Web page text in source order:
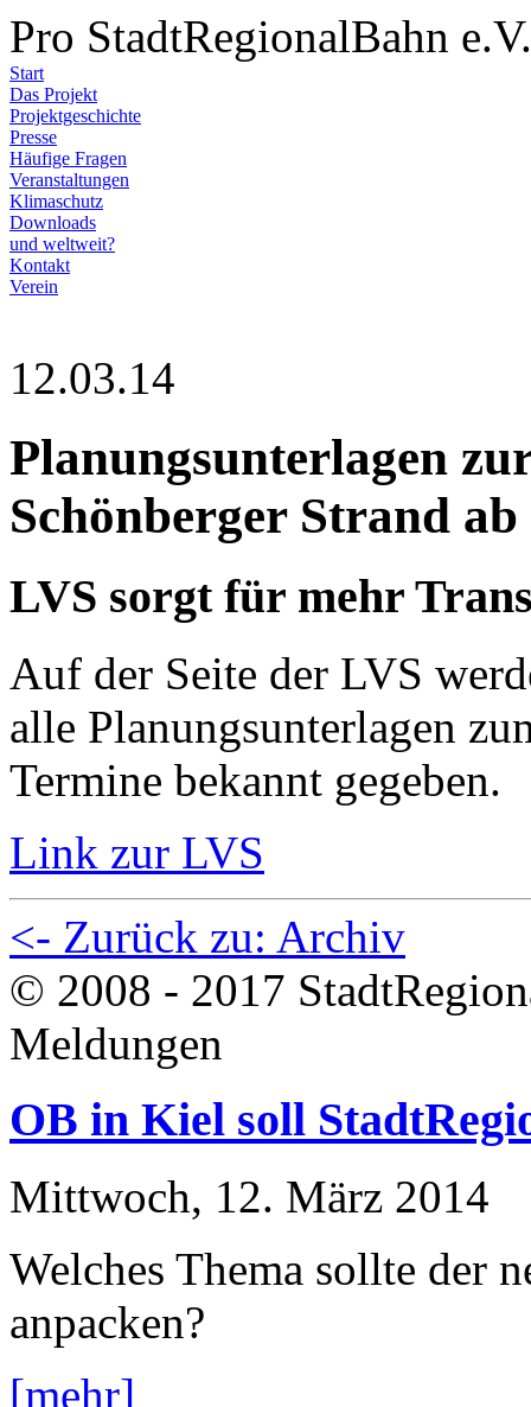
Pro StadtRegionalBahn e.V.
Start
Das Projekt
Projektgeschichte
Presse
Häufige Fragen
Veranstaltungen
Klimaschutz
Downloads
und weltweit?
Kontakt
Verein
12.03.14
Planungsunterlagen
Schönberger Strand
LVS sorgt für mehr
Auf der Seite der LVS
alle Planungsunterlagen
Termine bekannt gegeben.
Link zur LVS
<- Zurück zu: Archiv
© 2008 - 2017
Meldungen
OB in Kiel soll
Mittwoch, 12. März 2014
Welches Thema sollte der
anpacken?
[mehr]